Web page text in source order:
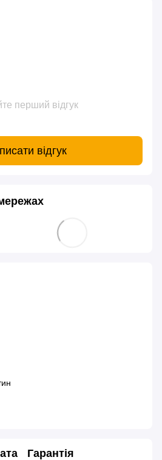
перший відгук
відгук
Гарантія